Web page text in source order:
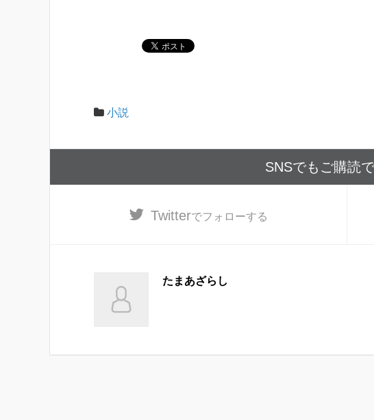
k
小説
SNSでもご購読で
Twitterでフォローする
たまあざらし